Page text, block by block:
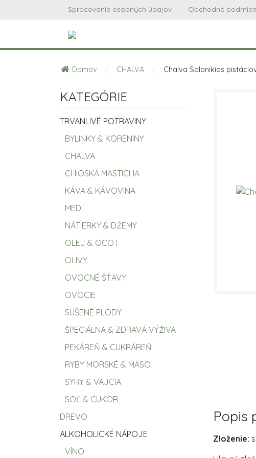
Spracovanie osobných údajov Obchodné
Domov / CHALVA / Chalva Salonikios
KATEGÓRIE
TRVANLIVÉ POTRAVINY
BYLINKY & KORENINY
CHALVA
CHIOSKÁ MASTICHA
KÁVA & KÁVOVINA
MED
NÁTIERKY & DŽEMY
OLEJ & OCOT
OLIVY
OVOCNÉ ŠŤAVY
OVOCIE
SUŠENÉ PLODY
ŠPECIÁLNA & ZDRAVÁ VÝŽIVA
PEKÁREŇ & CUKRÁREŇ
RYBY MORSKÉ & MÄSO
SYRY & VAJCIA
SOĽ & CUKOR
DREVO
ALKOHOLICKÉ NÁPOJE
VÍNO
Popis
Zloženie: